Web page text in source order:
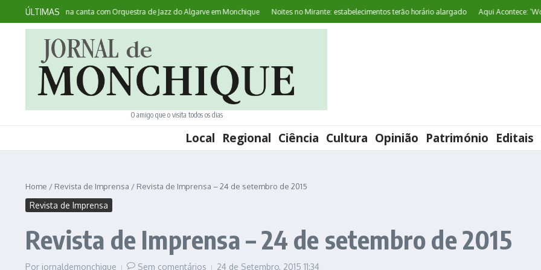
Ir para o conteúdo
ÚLTIMAS
australiana canta com Orquestra de Jazz do Algarve em Monchique Noites no Mirante: estabelecimentos terão horário alargado Aqui Acontece: ‘World
O amigo que o visita todos os dias
Local Regional Ciência Cultura Opinião Património Editais
Home / Revista de Imprensa / Revista de Imprensa – 24 de setembro de 2015
Revista de Imprensa
Revista de Imprensa – 24 de setembro de 2015
Por jornaldemonchique Sem comentários 24 de Setembro, 2015 11:34